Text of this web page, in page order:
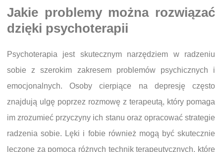
Jakie problemy można rozwiązać
dzięki psychoterapii
Psychoterapia jest skutecznym narzędziem w radzeniu
sobie z szerokim zakresem problemów psychicznych i
emocjonalnych. Osoby cierpiące na depresję często
znajdują ulgę poprzez rozmowę z terapeutą, który pomaga
im zrozumieć przyczyny ich stanu oraz opracować strategie
radzenia sobie. Lęki i fobie również mogą być skutecznie
leczone za pomocą różnych technik terapeutycznych, które